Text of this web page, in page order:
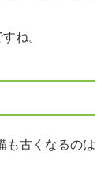
ね。
も古くなるのは